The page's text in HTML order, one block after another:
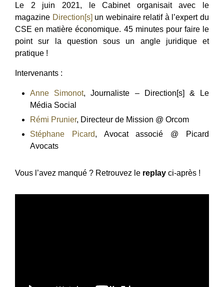
Le 2 juin 2021, le Cabinet organisait avec le
magazine Direction[s] un webinaire relatif à l’expert du
CSE en matière économique. 45 minutes pour faire le
point sur la question sous un angle juridique et
pratique !
Intervenants :
Anne Simonot, Journaliste – Direction[s] & Le
Média Social
Rémi Prunier, Directeur de Mission @ Orcom
Stéphane Picard, Avocat associé @ Picard
Avocats
Vous l’avez manqué ? Retrouvez le replay ci-après !